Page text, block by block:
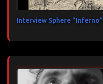
Interview Sphere "Inferno"